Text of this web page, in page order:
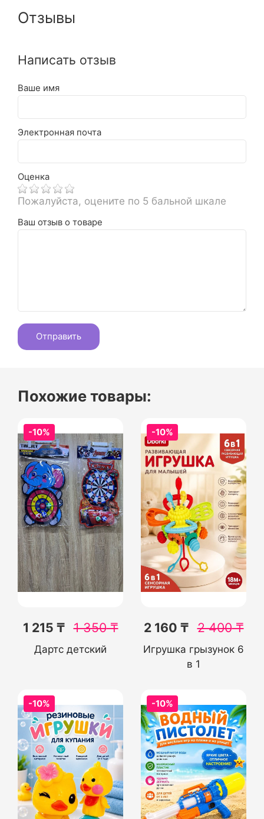
Отзывы
Написать отзыв
Ваше имя
Электронная почта
Оценка
Пожалуйста, оцените по 5 бальной шкале
Ваш отзыв о товаре
Похожие товары:
-10%
1 215 ₸ 1 350₸
Дартс детский
-10%
2 160 ₸ 2 400₸
Игрушка грызунок 6
в 1
-10% -10%